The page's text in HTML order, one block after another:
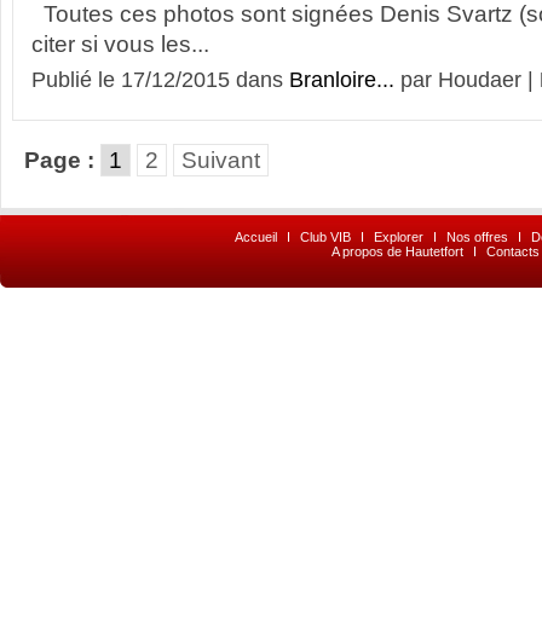
Toutes ces photos sont signées Denis Svartz
citer si vous les...
Publié le 17/12/2015 dans Branloire... par Houdaer |
Page : 1 2 Suivant
Accueil I Club VIB I Explorer I Nos offres I
A propos de Hautetfort
I Contacts